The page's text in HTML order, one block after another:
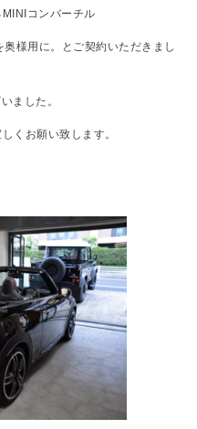
コンバーチル
様用に。とご契約いただきまし
ました。
くお願い致します。